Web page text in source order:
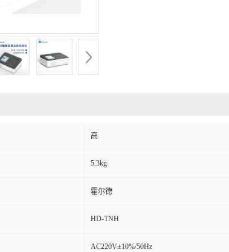
高
5.3kg
霍尔德
HD-TNH
AC220V±10%/50Hz